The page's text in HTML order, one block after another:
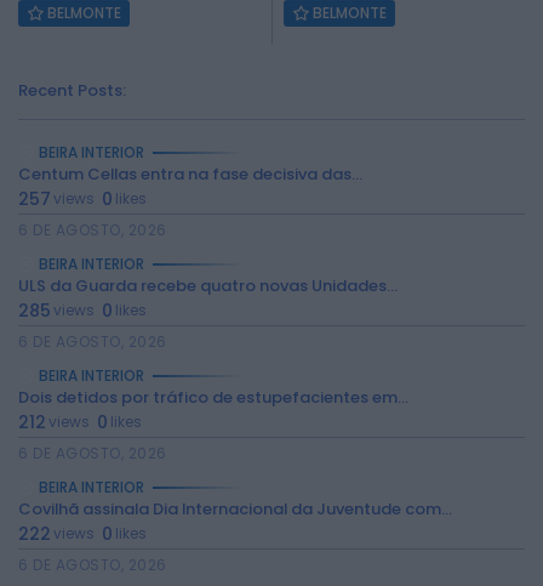
2026 Rádio Caria. Todos os direitos
reservados.
BELMONTE
BELMONTE
Recent Posts:
BEIRA INTERIOR
Centum Cellas entra na fase decisiva das...
257views 0 likes
6 DE AGOSTO, 2026
BEIRA INTERIOR
ULS da Guarda recebe quatro novas Unidades...
285views 0 likes
6 DE AGOSTO, 2026
BEIRA INTERIOR
Dois detidos por tráfico de estupefacientes em...
212views 0 likes
6 DE AGOSTO, 2026
BEIRA INTERIOR
Covilhã assinala Dia Internacional da Juventude com...
222views 0 likes
6 DE AGOSTO, 2026